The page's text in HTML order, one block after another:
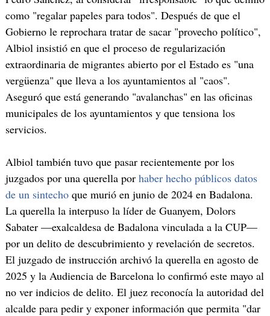
como "regalar papeles para todos". Después de que el
Gobierno le reprochara tratar de sacar "provecho político",
Albiol insistió en que el proceso de regularización
extraordinaria de migrantes abierto por el Estado es "una
vergüenza" que lleva a los ayuntamientos al "caos".
Aseguró que está generando "avalanchas" en las oficinas
municipales de los ayuntamientos y que tensiona los
servicios.
Albiol también tuvo que pasar recientemente por los
juzgados por una querella por haber hecho públicos datos
de un sintechoque murió en junio de 2024 en Badalona.
La querella la interpuso la líder de Guanyem, Dolors
Sabater —exalcaldesa de Badalona vinculada a la CUP—
por un delito de descubrimiento y revelación de secretos.
El juzgado de instrucción archivó la querella en agosto de
2025 y la Audiencia de Barcelona lo confirmó este mayo al
no ver indicios de delito. El juez reconocía la autoridad del
alcalde para pedir y exponer información que permita "dar